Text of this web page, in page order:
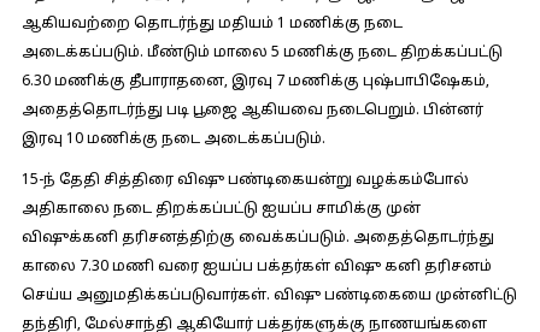
ஆகியவற்றை தொடர்ந்து மதியம் 1 மணிக்கு நடை
அடைக்கப்படும். மீண்டும் மாலை 5 மணிக்கு நடை திறக்கப்பட்டு
6.30 மணிக்கு தீபாராதனை, இரவு 7 மணிக்கு புஷ்பாபிஷேகம்,
அதைத்தொடர்ந்து படி பூஜை ஆகியவை நடைபெறும். பின்னர்
இரவு 10 மணிக்கு நடை அடைக்கப்படும்.
15-ந் தேதி சித்திரை விஷு பண்டிகையன்று வழக்கம்போல்
அதிகாலை நடை திறக்கப்பட்டு ஐயப்ப சாமிக்கு முன்
விஷுக்கனி தரிசனத்திற்கு வைக்கப்படும். அதைத்தொடர்ந்து
காலை 7.30 மணி வரை ஐயப்ப பக்தர்கள் விஷு கனி தரிசனம்
செய்ய அனுமதிக்கப்படுவார்கள். விஷு பண்டிகையை முன்னிட்டு
தந்திரி, மேல்சாந்தி ஆகியோர் பக்தர்களுக்கு நாணயங்களை